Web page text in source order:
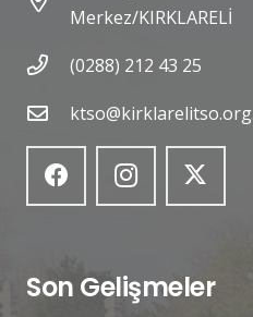
Merkez/KIRKLARELİ
(0288) 212 43 25
Son Gelişmeler